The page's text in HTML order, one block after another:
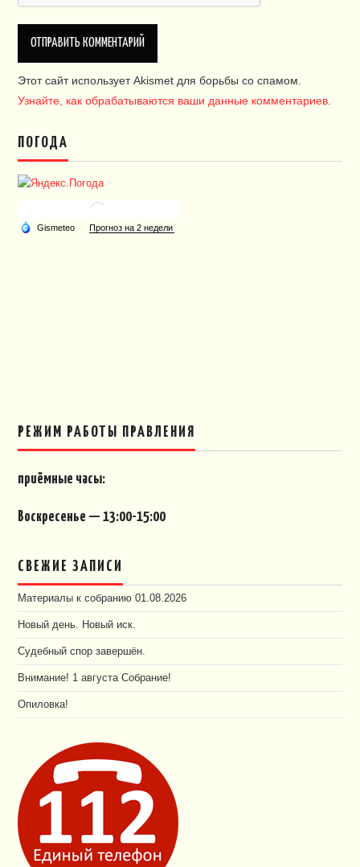
Этот сайт использует Akismet для борьбы со спамом.
Узнайте, как обрабатываются ваши данные комментариев
ПОГОДА
РЕЖИМ РАБОТЫ ПРАВЛЕНИЯ
приёмные часы:
Воскресенье — 13:00-15:00
СВЕЖИЕ ЗАПИСИ
Материалы к собранию 01.08.2026
Новый день. Новый иск.
Судебный спор завершён.
Внимание! 1 августа Собрание!
Опиловка!